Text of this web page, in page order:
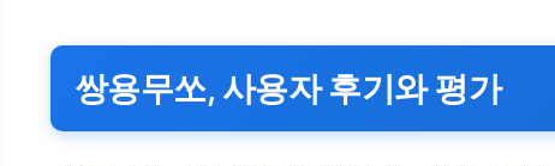
쌍용무쏘, 사용자 후기와 평가